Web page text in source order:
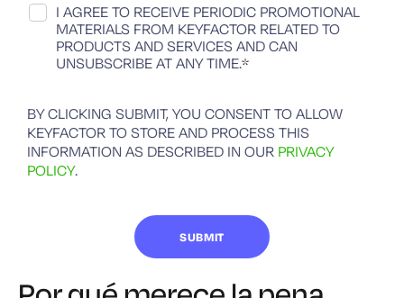
I AGREE TO RECEIVE PERIODIC PROMOTIONAL
MATERIALS FROM KEYFACTOR RELATED TO
PRODUCTS AND SERVICES AND CAN
UNSUBSCRIBE AT ANY TIME.*
BY CLICKING SUBMIT, YOU CONSENT TO ALLOW
KEYFACTOR TO STORE AND PROCESS THIS
INFORMATION AS DESCRIBED IN OUR PRIVACY
POLICY.